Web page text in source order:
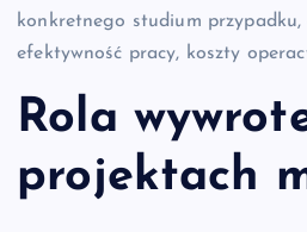
konkretnego studium przypadku,
efektywność pracy, koszty
Rola
projektach